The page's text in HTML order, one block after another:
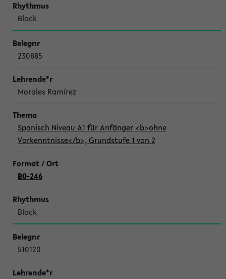
Block
230885
Morales Ramírez
Spanisch Niveau A1 für Anfänger <b>ohne
Vorkenntnisse</b>, Grundstufe 1 von 2
B0-246
Block
510120